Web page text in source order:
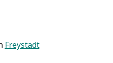
Freystadt